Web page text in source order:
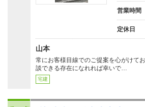
営業時間
定休日
山本
常にお客様目線でのご提案を心がけて
談できる存在になれれば幸いで…
宅建